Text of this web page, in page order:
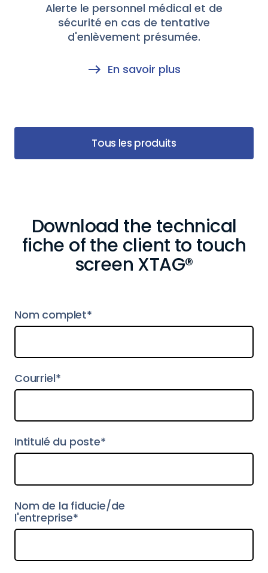
Alerte le personnel médical et de
sécurité en cas de tentative
d'enlèvement présumée.
En savoir plus
Tous les produits
Download the technical
fiche of the client to touch
screen XTAG®
Nom complet*
Courriel*
Intitulé du poste*
Nom de la fiducie/de
l'entreprise*